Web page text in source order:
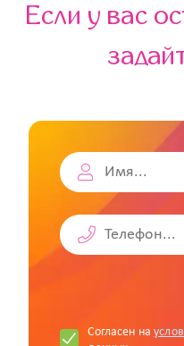
Если у вас
Согласен на